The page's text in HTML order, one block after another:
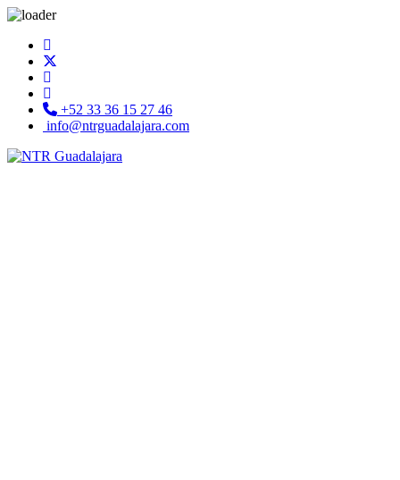
+52 33 36 15 27 46
info@ntrguadalajara.com